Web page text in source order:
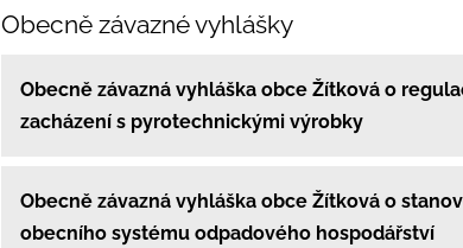
Obecně závazné vyhlášky
Obecně závazná vyhláška obce Žítková o
zacházení s pyrotechnickými výrobky
Obecně závazná vyhláška obce Žítková o
obecního systému odpadového hospodářství